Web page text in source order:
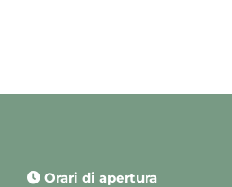
Orari di apertura